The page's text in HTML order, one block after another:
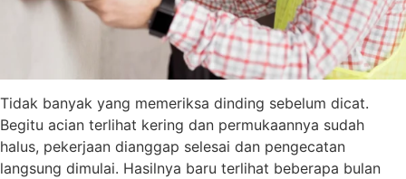
Tidak banyak yang memeriksa dinding sebelum dicat.
Begitu acian terlihat kering dan permukaannya sudah
halus, pekerjaan dianggap selesai dan pengecatan
langsung dimulai. Hasilnya baru terlihat beberapa bulan